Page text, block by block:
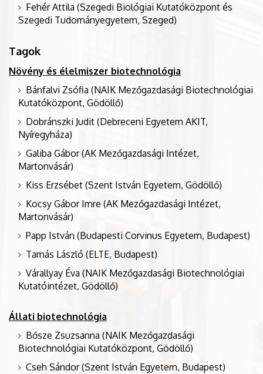
Fehér Attila (Szegedi Biológiai Kutatóközpont és
Szegedi Tudományegyetem, Szeged)
Tagok
Növény és élelmiszer biotechnológia
Bánfalvi Zsófia (NAIK Mezőgazdasági Biotechnológiai
Kutatóközpont, Gödöllő)
Dobránszki Judit (Debreceni Egyetem AKIT,
Nyíregyháza)
Galiba Gábor (AK Mezőgazdasági Intézet,
Martonvásár)
Kiss Erzsébet (Szent István Egyetem, Gödöllő)
Kocsy Gábor Imre (AK Mezőgazdasági Intézet,
Martonvásár)
Papp István (Budapesti Corvinus Egyetem, Budapest)
Tamás László (ELTE, Budapest)
Várallyay Éva (NAIK Mezőgazdasági Biotechnológiai
Kutatóintézet, Gödöllő)
Állati biotechnológia
Bősze Zsuzsanna (NAIK Mezőgazdasági
Biotechnológiai Kutatóközpont, Gödöllő)
Cseh Sándor (Szent István Egyetem, Budapest)